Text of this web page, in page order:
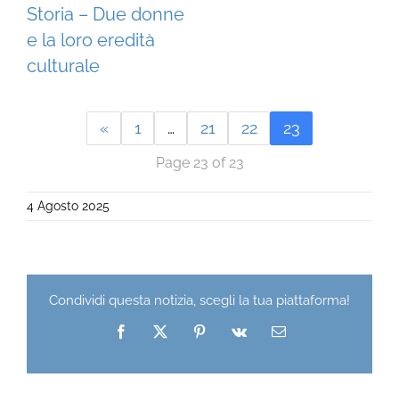
Storia – Due donne
e la loro eredità
culturale
« 1 … 21 22 23
Page 23 of 23
4 Agosto 2025
Condividi questa notizia, scegli la tua piattaforma!
Facebook
X Pinterest
Vk Email